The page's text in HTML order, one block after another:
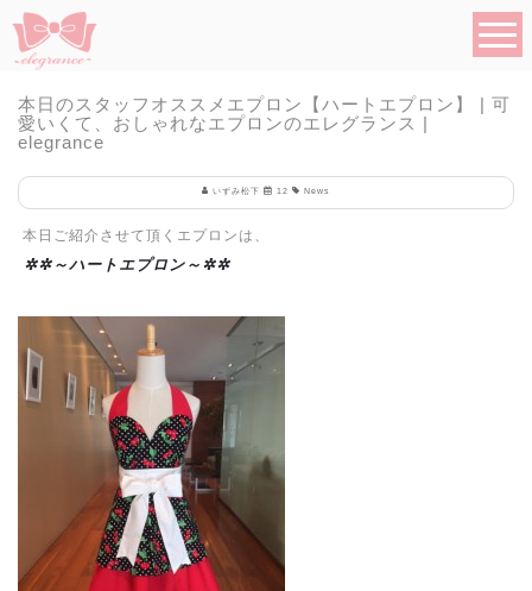
本日のスタッフオススメエプロン【ハートエプロン】 | 可
愛いくて、おしゃれなエプロンのエレグランス |
elegrance
いずみ松下 12 News
本日ご紹介させて頂くエプロンは、
✲✲～ハートエプロン～✲✲